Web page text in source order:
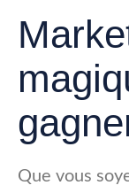
Que vous